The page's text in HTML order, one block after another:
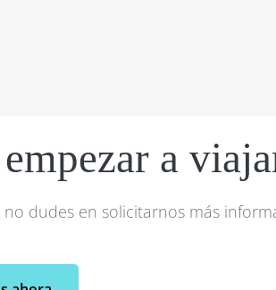
a
dudes en solicitarnos más